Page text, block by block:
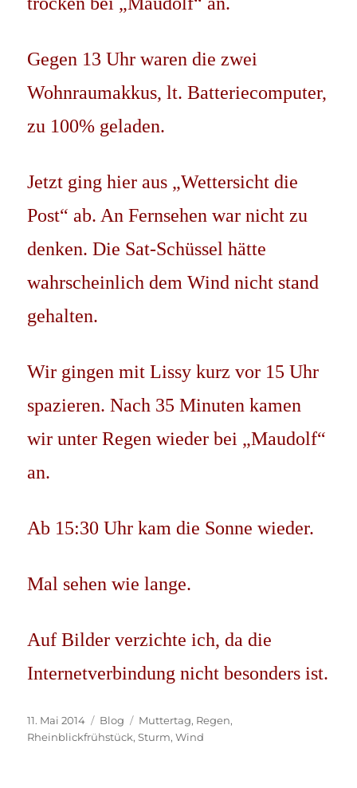
Gegen 13 Uhr waren die zwei
Wohnraumakkus, lt. Batteriecomputer,
zu 100% geladen.
Jetzt ging hier aus „Wettersicht die
Post“ ab. An Fernsehen war nicht zu
denken. Die Sat-Schüssel hätte
wahrscheinlich dem Wind nicht stand
gehalten.
Wir gingen mit Lissy kurz vor 15 Uhr
spazieren. Nach 35 Minuten kamen
wir unter Regen wieder bei „Maudolf“
an.
Ab 15:30 Uhr kam die Sonne wieder.
Mal sehen wie lange.
Auf Bilder verzichte ich, da die
Internetverbindung nicht besonders ist.
Veröffentlicht
am
11. Mai 2014 Kategorien
Blog Schlagwörter
Muttertag, Regen,
Rheinblickfrühstück,Sturm,Wind